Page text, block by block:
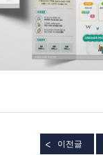
이전글